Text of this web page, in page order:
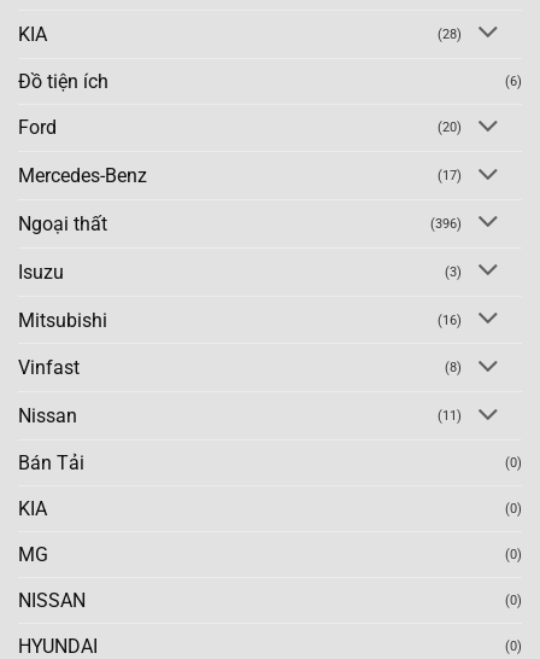
KIA (28)
Đồ tiện ích (6)
Ford (20)
Mercedes-Benz (17)
Ngoại thất (396)
Isuzu (3)
Mitsubishi (16)
Vinfast (8)
Nissan (11)
Bán Tải (0)
KIA (0)
MG (0)
NISSAN (0)
HYUNDAI (0)